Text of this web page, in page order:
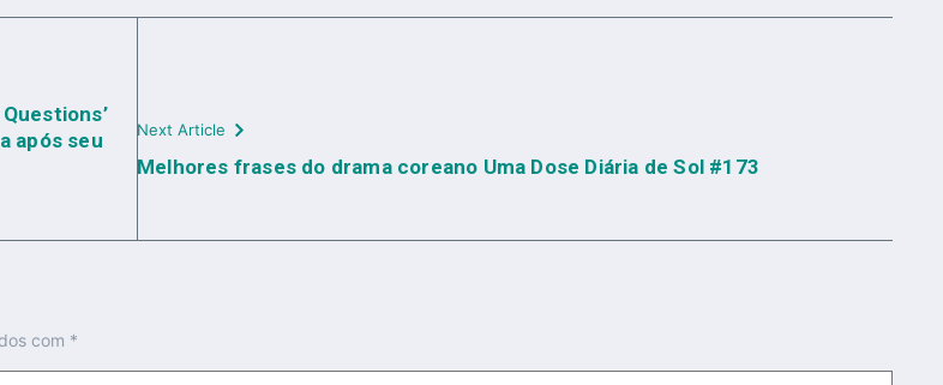
após seu
Next Article
Melhores frases do drama coreano Uma Dose Diária de Sol #173
com *